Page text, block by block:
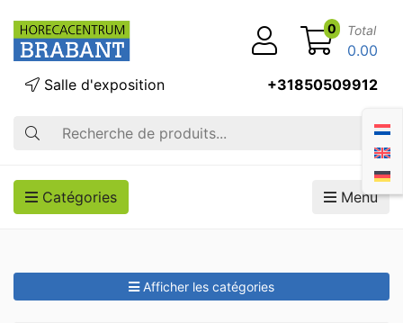
Recherche
Salle d'exposition +31850509912
0 Total
0.00
Catégories Menu
Afficher les catégories